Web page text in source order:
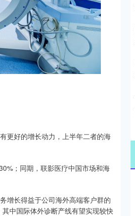
更好的增长动力，上半年二者的海
；同期，联影医疗中国市场和海
增长得益于公司海外高端客户群的
中国际体外诊断产线有望实现较快